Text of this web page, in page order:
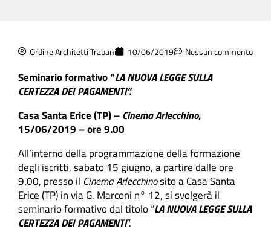
Ordine Architetti Trapani 10/06/2019 Nessun commento
Seminario formativo “LA NUOVA LEGGE SULLA
CERTEZZA DEI PAGAMENTI”.
Casa Santa Erice (TP) –Cinema Arlecchino,
15/06/2019 – ore 9.00
All’interno della programmazione della formazione
degli iscritti, sabato 15 giugno, a partire dalle ore
9.00, presso il Cinema Arlecchinosito a Casa Santa
Erice (TP) in via G. Marconi n° 12, si svolgerà il
seminario formativo dal titolo “LA NUOVA LEGGE SULLA
CERTEZZA DEI PAGAMENTI”.